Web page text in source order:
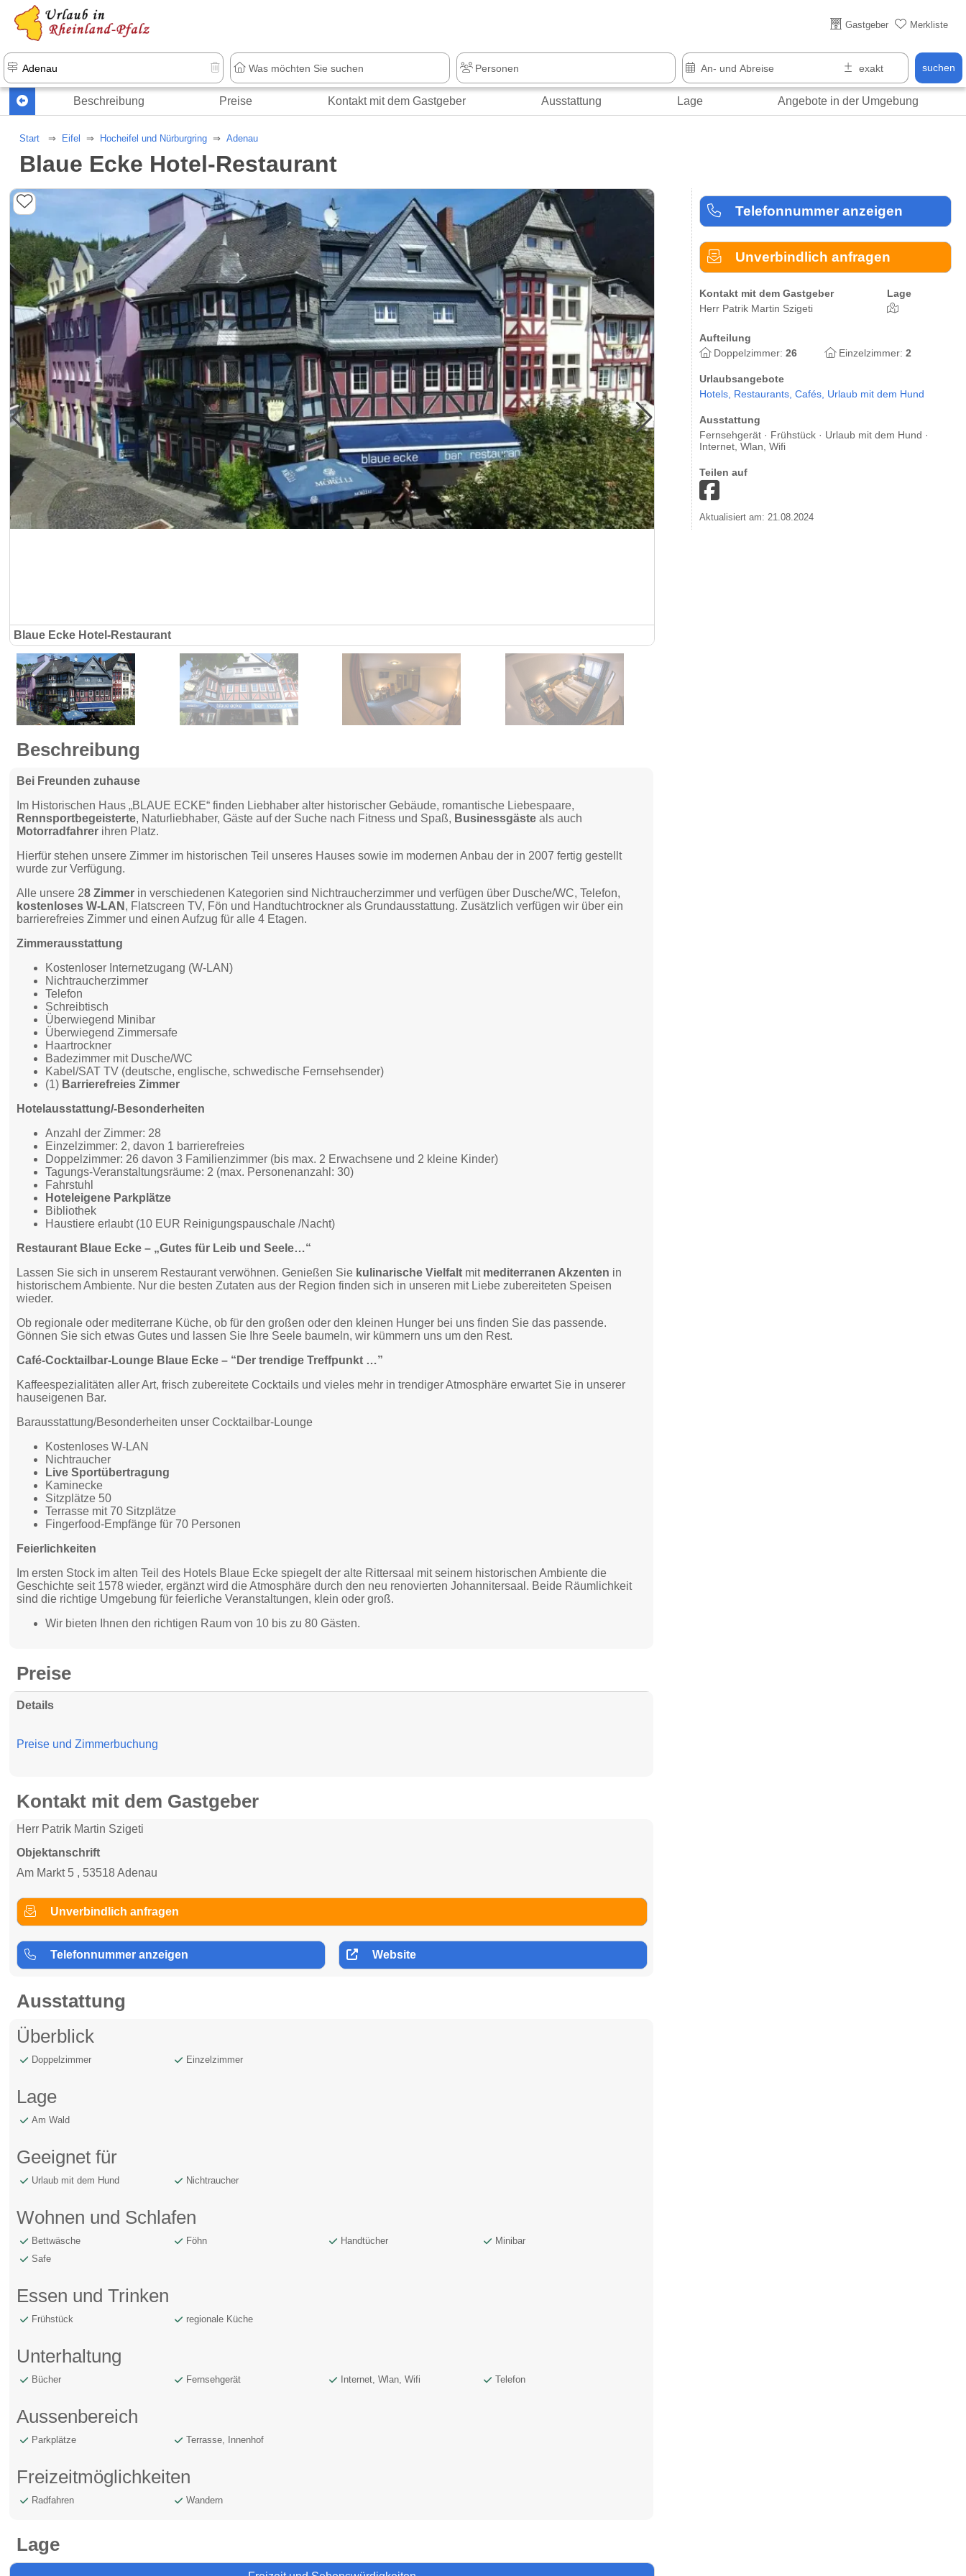
Gastgeber Merkliste
suchen
Über 25 Jahre online
Beschreibung Preise Kontakt mit dem Gastgeber Ausstattung Lage Angebote in der Umgebung
Start Eifel Hocheifel und Nürburgring Adenau
Blaue Ecke Hotel-Restaurant
Blaue Ecke Hotel-Restaurant
Telefonnummer anzeigen
Unverbindlich anfragen
Kontakt mit dem Gastgeber
Herr Patrik Martin Szigeti
Lage
Aufteilung
Doppelzimmer: 26 Einzelzimmer:2
Urlaubsangebote
Hotels, Restaurants, Cafés, Urlaub mit dem Hund
Ausstattung
Fernsehgerät · Frühstück · Urlaub mit dem Hund ·
Internet, Wlan, Wifi
Teilen auf
Aktualisiert am: 21.08.2024
Beschreibung
Bei Freunden zuhause
Im Historischen Haus „BLAUE ECKE“ finden Liebhaber alter historischer Gebäude, romantische Liebespaare,
Rennsportbegeisterte, Naturliebhaber, Gäste auf der Suche nach Fitness und Spaß, Businessgäste als auch
Motorradfahrer ihren Platz.
Hierfür stehen unsere Zimmer im historischen Teil unseres Hauses sowie im modernen Anbau der in 2007 fertig gestellt
wurde zur Verfügung.
Alle unsere 28 Zimmer in verschiedenen Kategorien sind Nichtraucherzimmer und verfügen über Dusche/WC, Telefon,
kostenloses W-LAN , Flatscreen TV, Fön und Handtuchtrockner als Grundausstattung. Zusätzlich verfügen wir über ein
barrierefreies Zimmer und einen Aufzug für alle 4 Etagen.
Zimmerausstattung
Kostenloser Internetzugang (W-LAN)
Nichtraucherzimmer
Telefon
Schreibtisch
Überwiegend Minibar
Überwiegend Zimmersafe
Haartrockner
Badezimmer mit Dusche/WC
Kabel/SAT TV (deutsche, englische, schwedische Fernsehsender)
(1) Barrierefreies Zimmer
Hotelausstattung/-Besonderheiten
Anzahl der Zimmer: 28
Einzelzimmer: 2, davon 1 barrierefreies
Doppelzimmer: 26 davon 3 Familienzimmer (bis max. 2 Erwachsene und 2 kleine Kinder)
Tagungs-Veranstaltungsräume: 2 (max. Personenanzahl: 30)
Fahrstuhl
Hoteleigene Parkplätze
Bibliothek
Haustiere erlaubt (10 EUR Reinigungspauschale /Nacht)
Restaurant Blaue Ecke – „Gutes für Leib und Seele…“
Lassen Sie sich in unserem Restaurant verwöhnen. Genießen Sie kulinarische Vielfalt mit mediterranen Akzenten in
historischem Ambiente. Nur die besten Zutaten aus der Region finden sich in unseren mit Liebe zubereiteten Speisen
wieder.
Ob regionale oder mediterrane Küche, ob für den großen oder den kleinen Hunger bei uns finden Sie das passende.
Gönnen Sie sich etwas Gutes und lassen Sie Ihre Seele baumeln, wir kümmern uns um den Rest.
Café-Cocktailbar-Lounge Blaue Ecke – “Der trendige Treffpunkt …”
Kaffeespezialitäten aller Art, frisch zubereitete Cocktails und vieles mehr in trendiger Atmosphäre erwartet Sie in unserer
hauseigenen Bar.
Barausstattung/Besonderheiten unser Cocktailbar-Lounge
Kostenloses W-LAN
Nichtraucher
Live Sportübertragung
Kaminecke
Sitzplätze 50
Terrasse mit 70 Sitzplätze
Fingerfood-Empfänge für 70 Personen
Feierlichkeiten
Im ersten Stock im alten Teil des Hotels Blaue Ecke spiegelt der alte Rittersaal mit seinem historischen Ambiente die
Geschichte seit 1578 wieder, ergänzt wird die Atmosphäre durch den neu renovierten Johannitersaal. Beide Räumlichkeit
sind die richtige Umgebung für feierliche Veranstaltungen, klein oder groß.
Wir bieten Ihnen den richtigen Raum von 10 bis zu 80 Gästen.
Preise
Details
Preise und Zimmerbuchung
Kontakt mit dem Gastgeber
Herr Patrik Martin Szigeti
Objektanschrift
Am Markt 5 , 53518 Adenau
Unverbindlich anfragen
Telefonnummer anzeigen Website
Ausstattung
Überblick
Doppelzimmer Einzelzimmer
Lage
Am Wald
Geeignet für
Urlaub mit dem Hund Nichtraucher
Wohnen und Schlafen
Bettwäsche Föhn Handtücher
Minibar
Safe
Essen und Trinken
Frühstück regionale Küche
Unterhaltung
Bücher Fernsehgerät Internet, Wlan, Wifi Telefon
Aussenbereich
Parkplätze Terrasse, Innenhof
Freizeitmöglichkeiten
Radfahren Wandern
Lage